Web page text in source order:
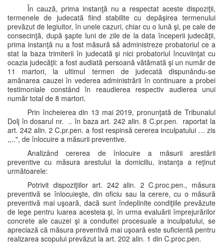
În cauză, prima instanţă nu a respectat aceste dispoziţii,
termenele de judecată fiind stabilite cu depăşirea termenului
prevăzut de legiuitor, în unele cazuri, chiar cu o lună şi, pe cale de
consecinţă, după şapte luni de zile de la data începerii judecăţii,
prima instanţă nu a fost măsură să administreze probatoriul ce a
stat la baza trimiterii în judecată şi nici probatoriul încuviinţat cu
ocazia judecăţii: a fost audiată persoană vătămată şi un număr de
11 martori, la ultimul termen de judecată dispunându-se
amânarea cauzei în vederea administrării în continuare a probei
testimoniale constând în reaudierea respectiv audierea unui
număr total de 8 martori.
Prin încheierea din 13 mai 2019, pronunţată de Tribunalul
Dolj în dosarul nr. .. în baza art. 242 alin. 8 C.pr.pen. raportat la
art. 242 alin. 2 C.pr.pen. a fost respinsă cererea inculpatului … zis
,,..", de înlocuire a măsurii preventive.
Analizând cererea de înlocuire a măsurii arestării
preventive cu măsura arestului la domiciliu, instanţa a reţinut
următoarele:
Potrivit dispoziţiilor art. 242 alin. 2 C.proc.pen., măsura
preventivă se înlocuieşte, din oficiu sau la cerere, cu o măsură
preventivă mai uşoară, dacă sunt îndeplinite condiţiile prevăzute
de lege pentru luarea acesteia şi, în urma evaluării împrejurărilor
concrete ale cauzei şi a conduitei procesuale a inculpatului, se
apreciază că măsura preventivă mai uşoară este suficientă pentru
realizarea scopului prevăzut la art. 202 alin. 1 din C.proc.pen.